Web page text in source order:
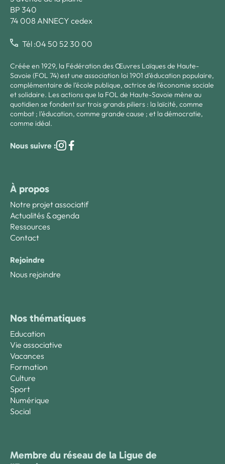
BP 340
74 008 ANNECY cedex
Tél :04 50 52 30 00
Créée en 1929, la Fédération des Œuvres Laïques de Haute-
Savoie (FOL 74) est une association loi 1901 d’éducation populaire,
complémentaire de l’école publique, actrice de l’économie sociale
et solidaire. Les actions que la FOL de Haute-Savoie mène au
quotidien se fondent sur trois grands piliers : la laïcité, comme
combat ; l’éducation, comme grande cause ; et la démocratie,
comme idéal.
Nous suivre :
À propos
Notre projet associatif
Actualités & agenda
Ressources
Contact
Rejoindre
Nous rejoindre
Nos thématiques
Education
Vie associative
Vacances
Formation
Culture
Sport
Numérique
Social
Membre du réseau de la Ligue de